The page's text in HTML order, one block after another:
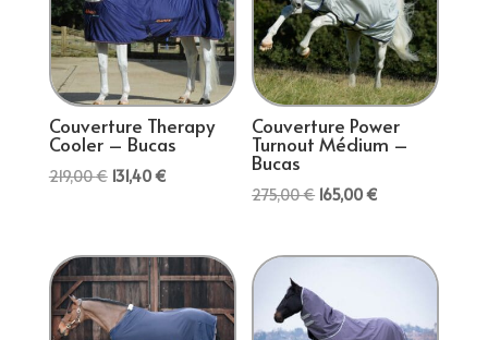
Couverture Therapy
Cooler – Bucas
219,00€ Le
était :
219,00 €.
131,40€Le
est :
131,40 €.
Couverture Power
Turnout Médium –
Bucas
275,00€ Le
initial
275,00 €.
165,00€
actuel